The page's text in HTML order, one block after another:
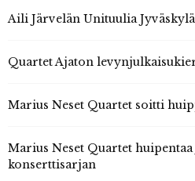
Aili Järvelän Unituulia
Quartet Ajaton
Marius Neset Quartet soitti
Marius Neset Quartet huipentaa
konserttisarjan